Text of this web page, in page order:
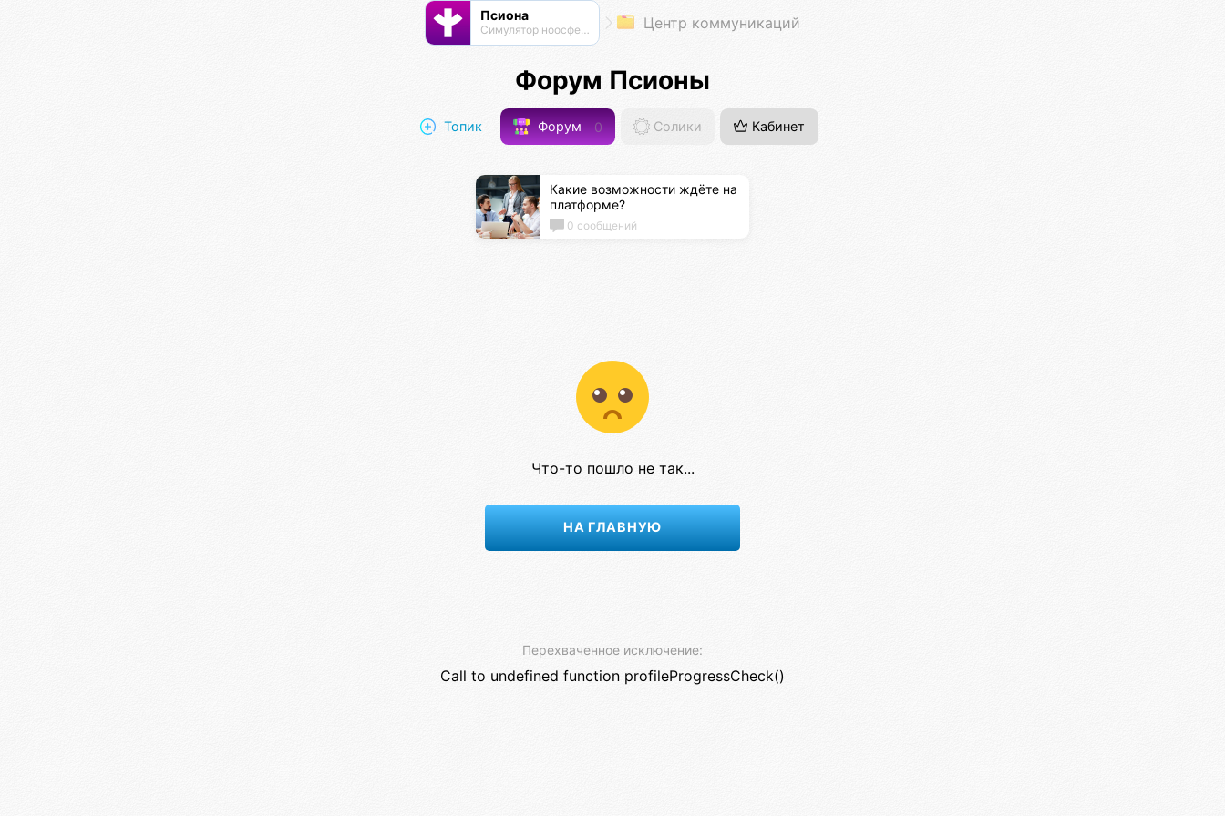
Псиона
Cимулятор ноосферы Центр коммуникаций
Форум Псионы
Топик Форум 0 Солики Кабинет
Какие возможности ждёте на
платформе?
0 сообщений
Что-то пошло не так...
НА ГЛАВНУЮ
Перехваченное исключение:
Call to undefined function profileProgressCheck()